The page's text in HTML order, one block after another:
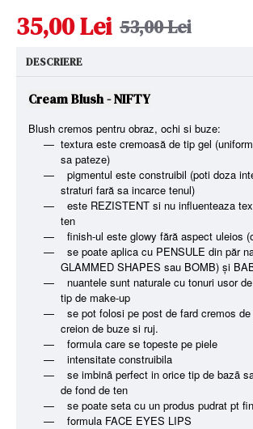
35,00 Lei 53,00 Lei
DESCRIERE
Cream Blush - NIFTY
Blush cremos pentru obraz, ochi si buze:
textura este cremoasă de tip gel
sa pateze)
pigmentul este construibil (poti doza
straturi fară sa incarce tenul)
este REZISTENT si nu influenteaza
ten
finish-ul este glowy fără aspect uleios
se poate aplica cu PENSULE din păr
GLAMMED SHAPES sau BOMB) și
nuantele sunt naturale cu tonuri usor
tip de make-up
se pot folosi pe post de fard cremos
creion de buze si ruj.
formula care se topeste pe piele
intensitate construibila
se imbinã perfect in orice tip de bazã
de fond de ten
se poate seta cu un produs pudrat pt
formula FACE EYES LIPS